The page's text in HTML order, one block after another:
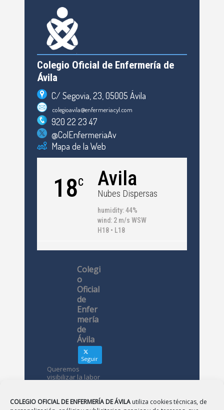
COLEGIO OFICIAL DE ENFERMERÍA DE ÁVILA utiliza cookies técnicas, de
Colegio Oficial de Enfermería de
Ávila
C/ Segovia, 23, 05005 Ávila
colegioavila@enfermeriacyl.com
920 22 23 47
@ColEnfermeriaAv
Mapa de la Web
18C Avila
Nubes Dispersas
humidity: 44%
wind: 2 m/s WSW
H18 • L18
Colegi
o
Oficial
de
Enfer
mería
de
Ávila
Seguir
Queremos
visibilizar la labor
conoces?